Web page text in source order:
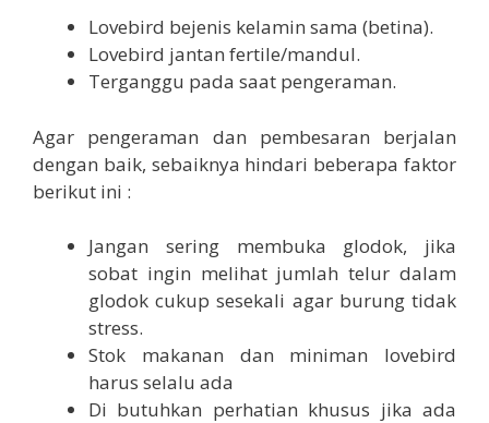
Lovebird bejenis kelamin sama (betina).
Lovebird jantan fertile/mandul.
Terganggu pada saat pengeraman.
Agar pengeraman dan pembesaran berjalan
dengan baik, sebaiknya hindari beberapa faktor
berikut ini :
Jangan sering membuka glodok, jika
sobat ingin melihat jumlah telur dalam
glodok cukup sesekali agar burung tidak
stress.
Stok makanan dan miniman lovebird
harus selalu ada
Di butuhkan perhatian khusus jika ada